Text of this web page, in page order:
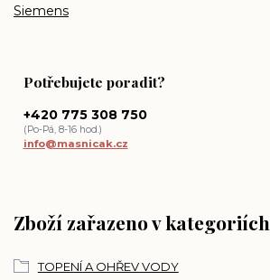
Siemens
Zboží zařazeno v kategoriích
TOPENÍ A OHŘEV VODY
Potřebujete poradit?
+420 775 308 750
(Po-Pá, 8-16 hod.)
info@masnicak.cz